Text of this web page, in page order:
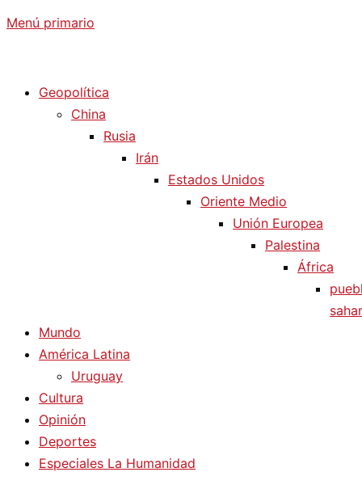
Menú primario
Geopolítica
China
Rusia
Irán
Estados Unidos
Oriente Medio
Unión Europea
Palestina
África
Mundo
América Latina
Uruguay
Cultura
Opinión
Deportes
Especiales La Humanidad